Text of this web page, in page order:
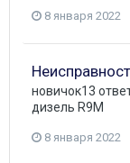
8 января 2022
новичок13
дизель R9M
8 января 2022